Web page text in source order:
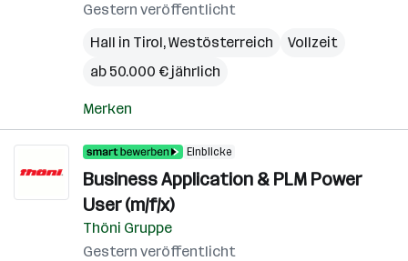
Gestern veröffentlicht
Hall in Tirol,Westösterreich
Vollzeit
ab 50.000 € jährlich
Merken
Einblicke
Business Application & PLM Power
User (m/f/x)
Thöni Gruppe
Gestern veröffentlicht